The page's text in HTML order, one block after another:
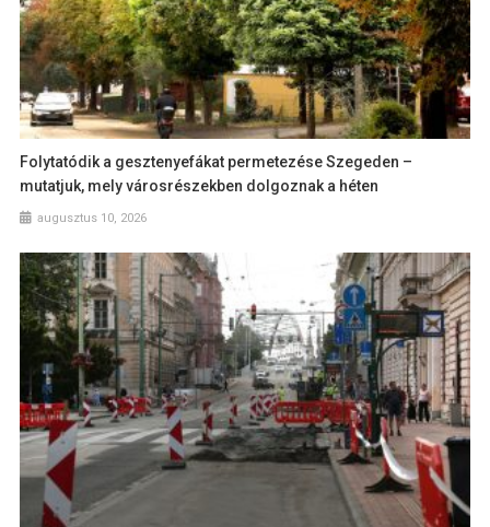
Folytatódik a gesztenyefákat permetezése Szegeden –
mutatjuk, mely városrészekben dolgoznak a héten
augusztus 10, 2026